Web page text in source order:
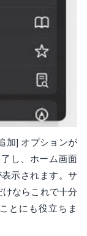
加] オプションが
し、ホーム画面
示されます。サ
けならこれで十分
とにも役立ちま